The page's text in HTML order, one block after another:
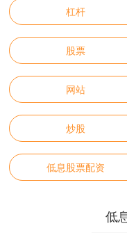
杠杆
股票
网站
炒股
低息股票配资
低